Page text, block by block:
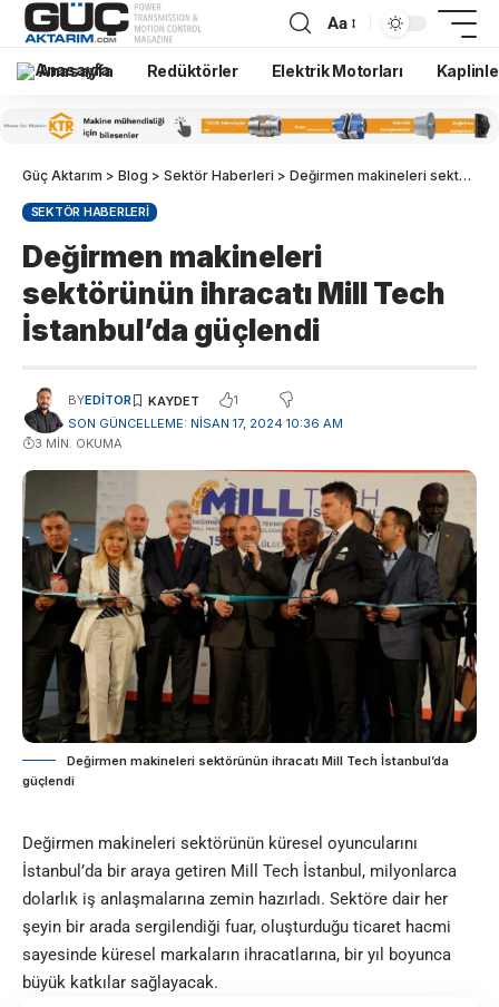
Aa
Anasayfa Redüktörler Elektrik Motorları
Güç Aktarım > Blog > Sektör Haberleri > Değirmen makineleri sektörünün ihracatı Mill Tech İstanbul’da güçlendi
SEKTÖR HABERLERI
Değirmen makineleri
sektörünün ihracatı Mill Tech
İstanbul’da güçlendi
SON GÜNCELLEME: NISAN 17, 2024 10:36 AM
BYEDITOR 1
3 MIN. OKUMA
Değirmen makineleri sektörünün ihracatı Mill Tech İstanbul’da
güçlendi
Değirmen makineleri sektörünün küresel oyuncularını
İstanbul’da bir araya getiren Mill Tech İstanbul, milyonlarca
dolarlık iş anlaşmalarına zemin hazırladı. Sektöre dair her
şeyin bir arada sergilendiği fuar, oluşturduğu ticaret hacmi
sayesinde küresel markaların ihracatlarına, bir yıl boyunca
büyük katkılar sağlayacak.